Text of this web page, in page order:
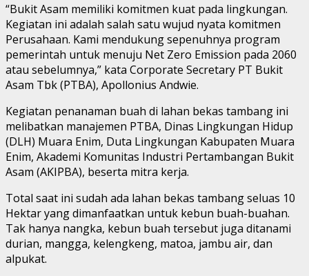
“Bukit Asam memiliki komitmen kuat pada lingkungan.
Kegiatan ini adalah salah satu wujud nyata komitmen
Perusahaan. Kami mendukung sepenuhnya program
pemerintah untuk menuju Net Zero Emission pada 2060
atau sebelumnya,” kata Corporate Secretary PT Bukit
Asam Tbk (PTBA), Apollonius Andwie.
Kegiatan penanaman buah di lahan bekas tambang ini
melibatkan manajemen PTBA, Dinas Lingkungan Hidup
(DLH) Muara Enim, Duta Lingkungan Kabupaten Muara
Enim, Akademi Komunitas Industri Pertambangan Bukit
Asam (AKIPBA), beserta mitra kerja.
Total saat ini sudah ada lahan bekas tambang seluas 10
Hektar yang dimanfaatkan untuk kebun buah-buahan.
Tak hanya nangka, kebun buah tersebut juga ditanami
durian, mangga, kelengkeng, matoa, jambu air, dan
alpukat.